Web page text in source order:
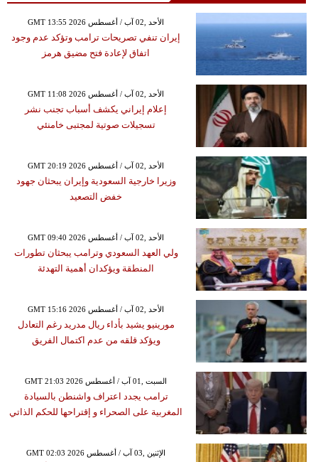
GMT 13:55 2026 الأحد ,02 آب / أغسطس
إيران تنفي تصريحات ترامب وتؤكد عدم وجود
اتفاق لإعادة فتح مضيق هرمز
GMT 11:08 2026 الأحد ,02 آب / أغسطس
إعلام إيراني يكشف أسباب تجنب نشر
تسجيلات صوتية لمجتبى خامنئي
GMT 20:19 2026 الأحد ,02 آب / أغسطس
وزيرا خارجية السعودية وإيران يبحثان جهود
خفض التصعيد
GMT 09:40 2026 الأحد ,02 آب / أغسطس
ولي العهد السعودي وترامب يبحثان تطورات
المنطقة ويؤكدان أهمية التهدئة
GMT 15:16 2026 الأحد ,02 آب / أغسطس
مورينيو يشيد بأداء ريال مدريد رغم التعادل
ويؤكد قلقه من عدم اكتمال الفريق
GMT 21:03 2026 السبت ,01 آب / أغسطس
ترامب يجدد اعتراف واشنطن بالسيادة
المغربية على الصحراء و إقتراحها للحكم الذاتي
GMT 02:03 2026 الإثنين ,03 آب / أغسطس